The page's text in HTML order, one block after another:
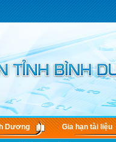
Dương Gia hạn tài liệu